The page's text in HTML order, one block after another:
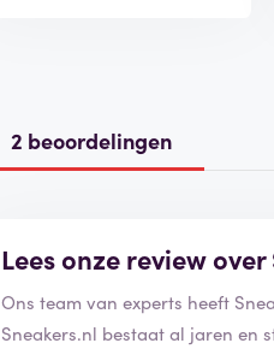
2 beoordelingen
Lees onze review
Ons team van experts heeft
Sneakers.nl bestaat al jaren en